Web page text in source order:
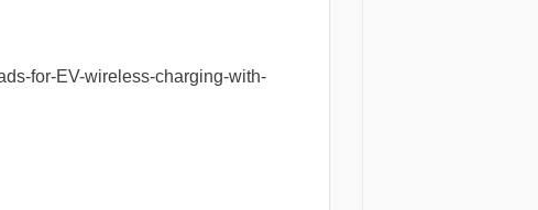
for-EV-wireless-charging-with-